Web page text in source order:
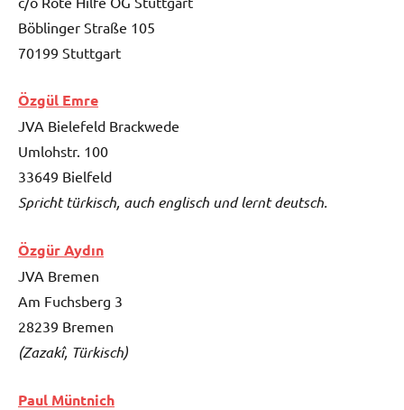
Böblinger Straße 105
70199 Stuttgart
Özgül Emre
JVA Bielefeld Brackwede
Umlohstr. 100
33649 Bielfeld
Spricht türkisch, auch englisch und lernt deutsch.
Özgür Aydın
JVA Bremen
Am Fuchsberg 3
28239 Bremen
(Zazakî, Türkisch)
Paul Müntnich